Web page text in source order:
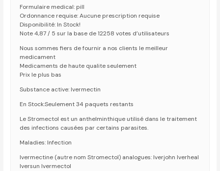
Formulaire medical: pill
Ordonnance requise: Aucune prescription requise
Disponibilité: In Stock!
Note 4,87 / 5 sur la base de 12258 votes d’utilisateurs
Nous sommes fiers de fournir a nos clients le meilleur
medicament
Medicaments de haute qualite seulement
Prix le plus bas
Substance active: Ivermectin
En Stock:Seulement 34 paquets restants
Le Stromectol est un anthelminthique utilisé dans le traitement
des infections causées par certains parasites.
Maladies: Infection
Ivermectine (autre nom Stromectol) analogues: Iverjohn Iverheal
Iversun Ivermectol